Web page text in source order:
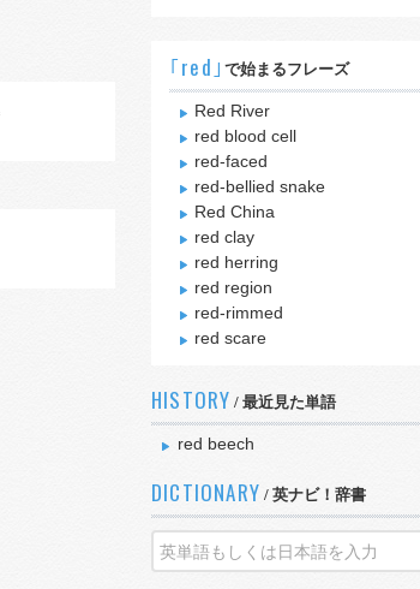
｢red｣ で始まるフレーズ
Red River
red blood cell
red-faced
red-bellied snake
Red China
red clay
red herring
red region
red-rimmed
red scare
HISTORY / 最近見た単語
red beech
DICTIONARY / 英ナビ！辞書